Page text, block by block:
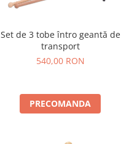
Set de 3 tobe întro geantă de
transport
540,00 RON
PRECOMANDA